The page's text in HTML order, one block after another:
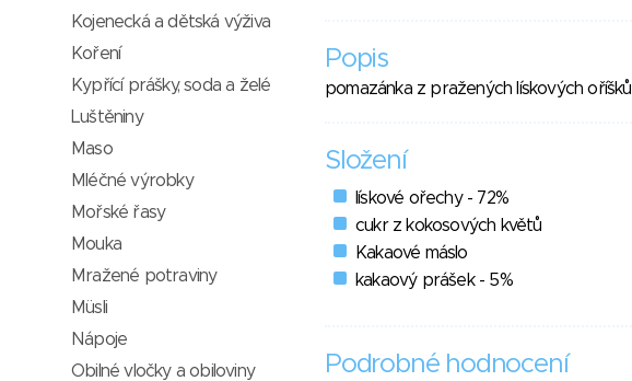
Popis
pomazánka z pražených lískových oříšků
Složení
lískové ořechy - 72%
cukr z kokosových květů
Kakaové máslo
kakaový prášek - 5%
Podrobné hodnocení
Kojenecká a dětská výživa
Koření
Kypřící prášky, soda a želé
Luštěniny
Maso
Mléčné výrobky
Mořské řasy
Mouka
Mražené potraviny
Müsli
Nápoje
Obilné vločky a obiloviny